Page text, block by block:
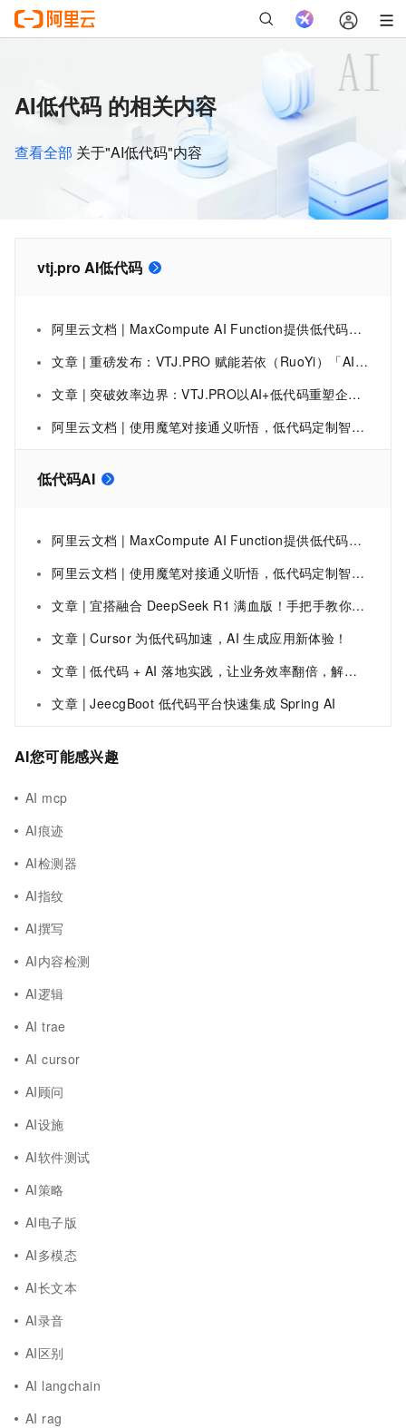
AI低代码 的相关内容
查看全部 关于"AI低代码"内容
vtj.pro AI低代码
阿里云文档 | MaxCompute AI Function提供低代码、多引擎支持的预定义函数，简化大模型与机器学习推理在大数据场景中的应用。更加便捷的通过SQL或Python调用大模型和机器学习能力。
文章 | 重磅发布：VTJ.PRO 赋能若依（RuoYi）「AI + 低代码」能力，企业级开发效率跃升 300%
文章 | 突破效率边界：VTJ.PRO以AI+低代码重塑企业数字化生产力
阿里云文档 | 使用魔笔对接通义听悟，低代码定制智能会议系统
低代码AI
阿里云文档 | MaxCompute AI Function提供低代码、多引擎支持的预定义函数，简化大模型与机器学习推理在大数据场景中的应用。更加便捷的通过SQL或Python调用大模型和机器学习能力。
阿里云文档 | 使用魔笔对接通义听悟，低代码定制智能会议系统
文章 | 宜搭融合 DeepSeek R1 满血版！手把手教你玩转低代码 AI 产品
文章 | Cursor 为低代码加速，AI 生成应用新体验！
文章 | 低代码 + AI 落地实践，让业务效率翻倍，解锁未来生产力！
文章 | JeecgBoot 低代码平台快速集成 Spring AI
AI您可能感兴趣
AI mcp
AI痕迹
AI检测器
AI指纹
AI撰写
AI内容检测
AI逻辑
AI trae
AI cursor
AI顾问
AI设施
AI软件测试
AI策略
AI电子版
AI多模态
AI长文本
AI录音
AI区别
AI langchain
AI rag